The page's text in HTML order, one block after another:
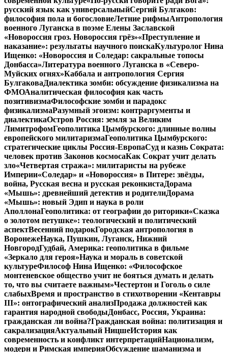
русский язык как универсальныйСергий Булгаков:
философия пола и богословиеЛетние рифмыАнтропология
военного Луганска в поэме Елены Заславской
«Новороссия гроз. Новороссия грёз»«Преступление и
наказание»: результаты научного поискаКультуролог Нина
Ищенко: «Новороссия и Соледар: сакральные топосы
Донбасса»Литература военного Луганска в «Северо-
Муйских огнях»Каббала и антропология Сергия
БулгаковаДиалектика зомби: обсуждение физикализма на
ФМОАналитическая философия как часть
позитивизмаФилософские зомби и парадокс
физикализмаРазумный эгоизм: контраргументы и
диалектикаОстров Россия: земля за Великим
ЛимитрофомГеополитика Цымбурского: длинные волны
европейского милитаризмаГеополитика Цымбурского:
стратегические циклы Россия-ЕвропаСуд и казнь Сократа:
человек против Законов космосаКак Сократ учит делать
зло«Четвертая стража»: милитаристы на рубеже
Империи«Соледар» и «Новороссия» в Питере: звёзды,
война, Русская весна и русская реконкистаДорама
«Мышь»: древнейший детектив и родителиДорама
«Мышь»: новый Эдип и наука в роли
АполлонаГеополитика: от географии до риторики«Сказка
о золотом петушке»: теологический и политический
аспектВесенний подарокГородская антропология в
ВоронежеНаука, Пушкин, Луганск, Нижний
НовгородГудбай, Америка: геополитика в фильме
«Зеркало для героя»Наука и мораль в советской
культуреФилософ Нина Ищенко: «Философское
монтеневское общество учит не бояться думать и делать
то, что вы считаете важным»Честертон и Гоголь о силе
слабыхВремя и пространство в стихотворении «Кентавры
III»: онтографический анализПродажа должностей как
гарантия народной свободыДонбасс, Россия, Украина:
гражданская ли война?Гражданская война: политизация и
сакрализацияАктуальный НицшеИстория как
современность и конфликт интерпретацийНационализм,
модерн и Римская империяОбсуждение шаманизма и